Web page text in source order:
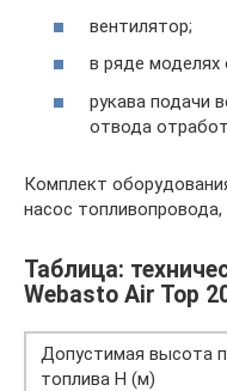
вентилятор;
в ряде моделях
рукава подачи
отвода
Комплект
насос
Таблица:
Webasto Air Top
Допустимая высота
топлива H (м)